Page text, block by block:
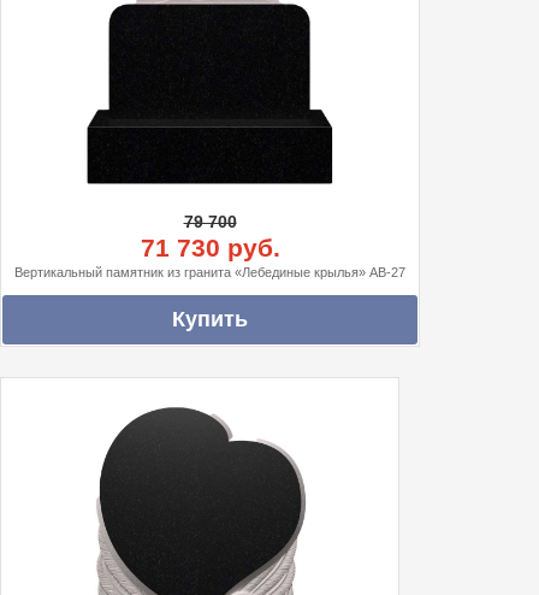
79 700
71 730 руб.
Вертикальный памятник из гранита «Лебединые крылья» АВ-27